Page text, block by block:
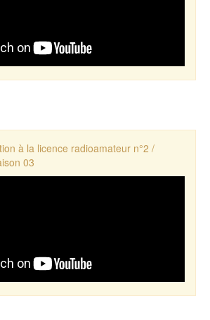
à la licence radioamateur n°2 /
03